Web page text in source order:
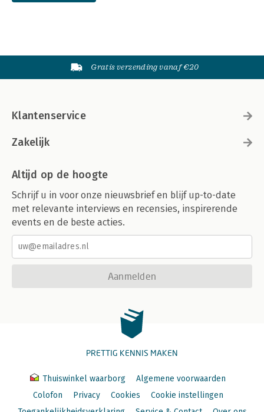
Gratis verzending vanaf €20
Klantenservice
Zakelijk
Altijd op de hoogte
Schrijf u in voor onze nieuwsbrief en blijf up-to-date
met relevante interviews en recensies, inspirerende
events en de beste acties.
Aanmelden
PRETTIG KENNIS MAKEN
Thuiswinkel waarborg
Algemene voorwaarden
Colofon
Privacy Cookies
Cookie instellingen